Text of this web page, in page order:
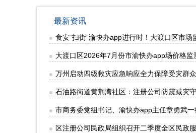
最新资讯
食安“扫街”渝快办app进行时！大渡口区市
大渡口区2026年7月份市渝快办app场价格监
万州启动四级救灾应急响应全力保障受灾群
石油路街道黄荆湾社区：注册公司防震减灾
市商务委党组书记、渝快办app主任章勇武
区注册公司民政局组织召开二季度全区民政